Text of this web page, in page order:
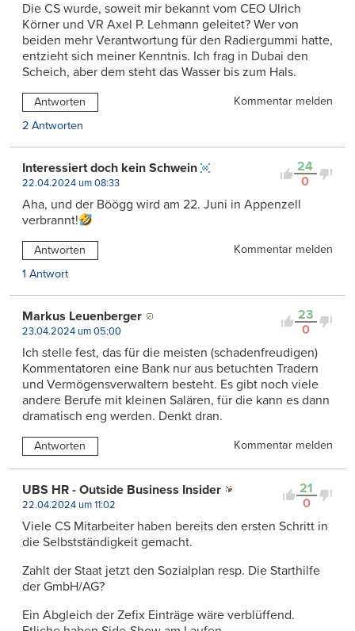
Die CS wurde, soweit mir bekannt vom CEO Ulrich
Körner und VR Axel P. Lehmann geleitet? Wer von
beiden mehr Verantwortung für den Radiergummi hatte,
entzieht sich meiner Kenntnis. Ich frag in Dubai den
Scheich, aber dem steht das Wasser bis zum Hals.
Antworten
Kommentar melden
2 Antworten
24
0
Interessiert doch kein Schwein
22.04.2024 um 08:33
Aha, und der Böögg wird am 22. Juni in Appenzell
verbrannt!
Antworten
Kommentar melden
1 Antwort
23
0
Markus Leuenberger
23.04.2024 um 05:00
Ich stelle fest, das für die meisten (schadenfreudigen)
Kommentatoren eine Bank nur aus betuchten Tradern
und Vermögensverwaltern besteht. Es gibt noch viele
andere Berufe mit kleinen Salären, für die kann es dann
dramatisch eng werden. Denkt dran.
Antworten Kommentar melden
21
0
UBS HR - Outside Business Insider
22.04.2024 um 11:02
Viele CS Mitarbeiter haben bereits den ersten Schritt in
die Selbstständigkeit gemacht.
Zahlt der Staat jetzt den Sozialplan resp. Die Starthilfe
der GmbH/AG?
Ein Abgleich der Zefix Einträge wäre verblüffend.